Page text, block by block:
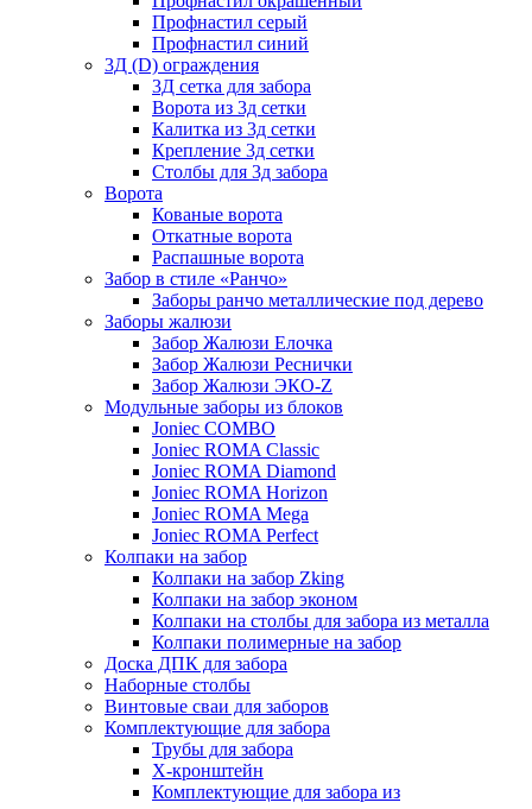
Профнастил серый
Профнастил синий
3Д (D) ограждения
3Д сетка для забора
Ворота из 3д сетки
Калитка из 3д сетки
Крепление 3д сетки
Столбы для 3д забора
Ворота
Кованые ворота
Откатные ворота
Распашные ворота
Забор в стиле «Ранчо»
Заборы ранчо металлические под дерево
Заборы жалюзи
Забор Жалюзи Елочка
Забор Жалюзи Реснички
Забор Жалюзи ЭКО-Z
Модульные заборы из блоков
Joniec COMBO
Joniec ROMA Classic
Joniec ROMA Diamond
Joniec ROMA Horizon
Joniec ROMA Mega
Joniec ROMA Perfect
Колпаки на забор
Колпаки на забор Zking
Колпаки на забор эконом
Колпаки на столбы для забора из металла
Колпаки полимерные на забор
Доска ДПК для забора
Наборные столбы
Винтовые сваи для заборов
Комплектующие для забора
Трубы для забора
Х-кронштейн
Комплектующие для забора из